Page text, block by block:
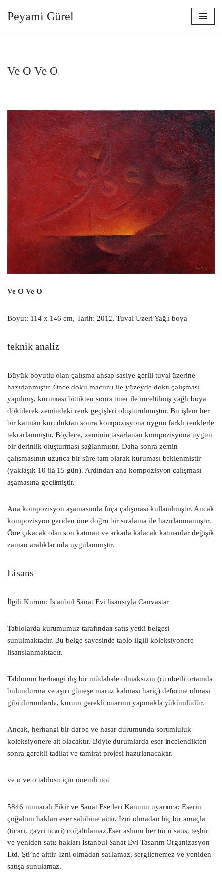
Peyami Gürel
Ve O Ve O
Ve O Ve O
Boyut: 114 x 146 cm, Tarih: 2012, Tuval Üzeri Yağlı boya
teknik analiz
Büyük boyutlu olan çalışma ahşap şasiye gerili tuval üzerine
hazırlanmıştır. Önce doku macunu ile yüzeyde doku çalışması
yapılmış, kuruması bittikten sonra tiner ile inceltilmiş yağlı boya
dökülerek zemindeki renk geçişleri oluşturulmuştur. Bu işlem her
bir katman kuruduktan sonra kompozisyona uygun farklı renklerle
tekrarlanmıştır. Böylece, zeminin tasarlanan kompozisyona uygun
bir derinlik oluşturması sağlanmıştır. Daha sonra zemin
çalışmasının uzunca bir süre tam olarak kuruması beklenmiştir
(yaklaşık 10 ila 15 gün). Ardından ana kompozisyon çalışması
aşamasına geçilmiştir.
Ana kompozisyon aşamasında fırça çalışması kullanılmıştır. Ancak
kompozisyon geriden öne doğru bir sıralama ile hazırlanmamıştır.
Öne çıkacak olan son katman ve arkada kalacak katmanlar değişik
zaman aralıklarında uygulanmıştır.
Lisans
İlgili Kurum: İstanbul Sanat Evi lisansıyla Canvastar
Tablolarda kurumumuz tarafından satış yetki belgesi
sunulmaktadır. Bu belge sayesinde tablo ilgili koleksiyonere
lisanslanmaktadır.
Tablonun herhangi dış bir müdahale olmaksızın (rutubetli ortamda
bulundurma ve aşırı güneşe maruz kalması hariç) deforme olması
gibi durumlarda, kurum gerekli onarımı yapmakla yükümlüdür.
Ancak, herhangi bir darbe ve hasar durumunda sorumluluk
koleksiyonere ait olacaktır. Böyle durumlarda eser incelendikten
sonra gerekli tadilat ve tamirat projesi hazırlanacaktır.
ve o ve o tablosu için önemli not
5846 numaralı Fikir ve Sanat Eserleri Kanunu uyarınca; Eserin
çoğaltım hakları eser sahibine aittir. İzni olmadan hiç bir amaçla
(ticari, gayri ticari) çoğaltılamaz.Eser aslının her türlü satış, teşhir
ve yeniden satış hakları İstanbul Sanat Evi Tasarım Organizasyon
Ltd. Şti’ne aittir. İzni olmadan satılamaz, sergilenemez ve yeniden
satışa sunulamaz.